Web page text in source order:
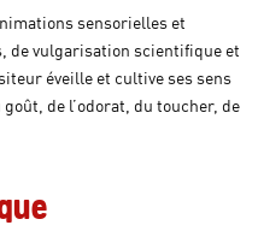
sensorielles et
de vulgarisation scientifique et
éveille et cultive ses sens
de l’odorat, du toucher, de